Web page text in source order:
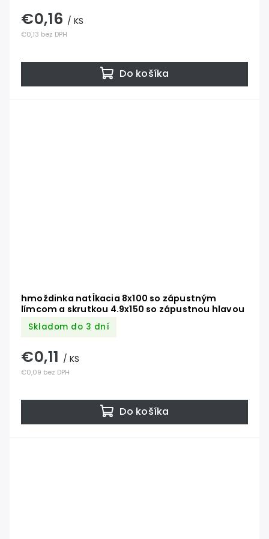
€0,13 bez DPH
€0,16 / KS
Do košíka
hmoždinka natĺkacia 8x100 so zápustným
límcom a skrutkou 4.9x150 so zápustnou hlavou
Skladom do 3 dní
€0,09 bez DPH
€0,11 / KS
Do košíka